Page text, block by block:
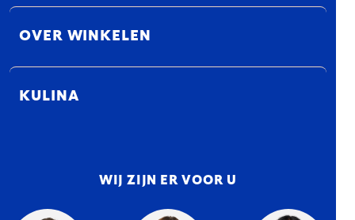
OVER WINKELEN
KULINA
WIJ ZIJN ER VOOR U